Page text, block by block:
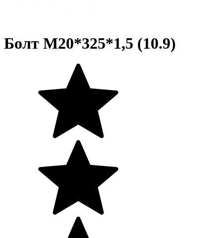
Болт М20*325*1,5 (10.9)